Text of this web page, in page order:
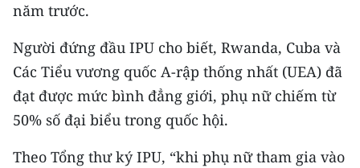
Media Giáo dục
Media Y tế
Media Khoa học - Công nghệ
Media Môi trường
Ảnh
năm trước.
Người đứng đầu IPU cho biết, Rwanda, Cuba và
Các Tiểu vương quốc A-rập thống nhất (UEA) đã
đạt được mức bình đẳng giới, phụ nữ chiếm từ
50% số đại biểu trong quốc hội.
Theo Tổng thư ký IPU, “khi phụ nữ tham gia vào